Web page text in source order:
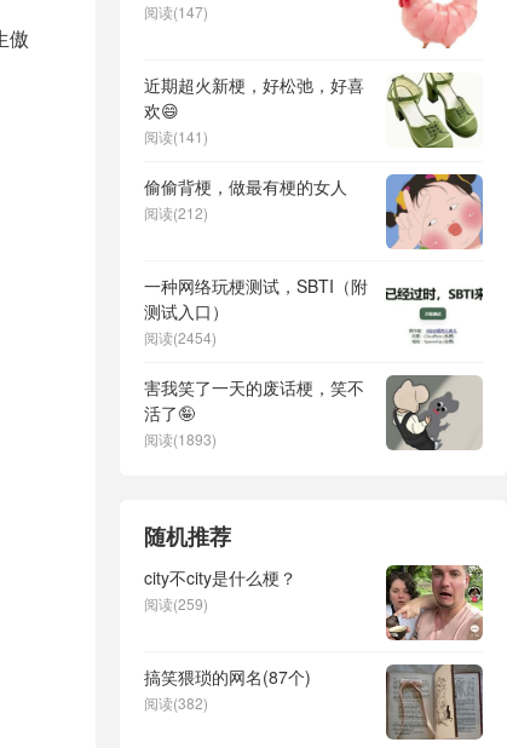
傲
阅读(147)
近期超火新梗，好松弛，好喜
欢😄
阅读(141)
偷偷背梗，做最有梗的女人
阅读(212)
一种网络玩梗测试，SBTI（附
测试入口）
阅读(2454)
害我笑了一天的废话梗，笑不
活了🤪
阅读(1893)
随机推荐
city不city是什么梗？
阅读(259)
搞笑猥琐的网名(87个)
阅读(382)